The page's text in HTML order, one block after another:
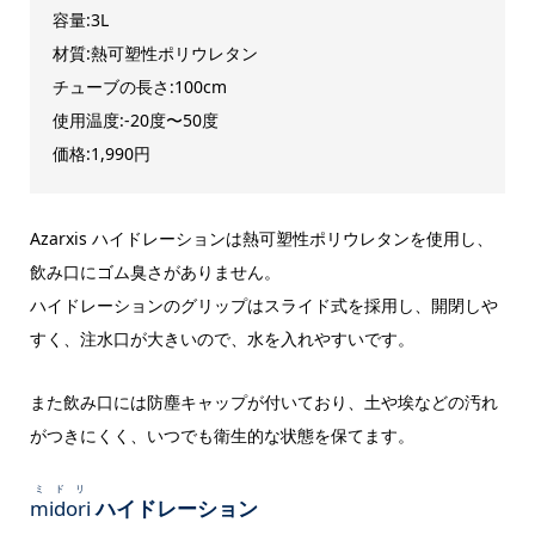
容量:3L
材質:熱可塑性ポリウレタン
チューブの長さ:100cm
使用温度:-20度〜50度
価格:1,990円
Azarxis ハイドレーションは熱可塑性ポリウレタンを使用し、
飲み口にゴム臭さがありません。
ハイドレーションのグリップはスライド式を採用し、開閉しや
すく、注水口が大きいので、水を入れやすいです。
また飲み口には防塵キャップが付いており、土や埃などの汚れ
がつきにくく、いつでも衛生的な状態を保てます。
midori
ミドリ
ハイドレーション